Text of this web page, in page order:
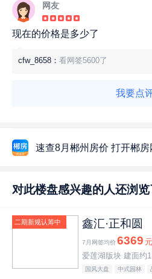
网友
现在的价格是多少了
cfw_8658： 看网签5600了
我要点
速查8月郴州房价 打开郴房
对此楼盘感兴趣的人还浏览
二期新规认筹中 鑫汇·正和圆
7月网签均价6369
爱莲湖版块 建面约
国风大盘 中式园林